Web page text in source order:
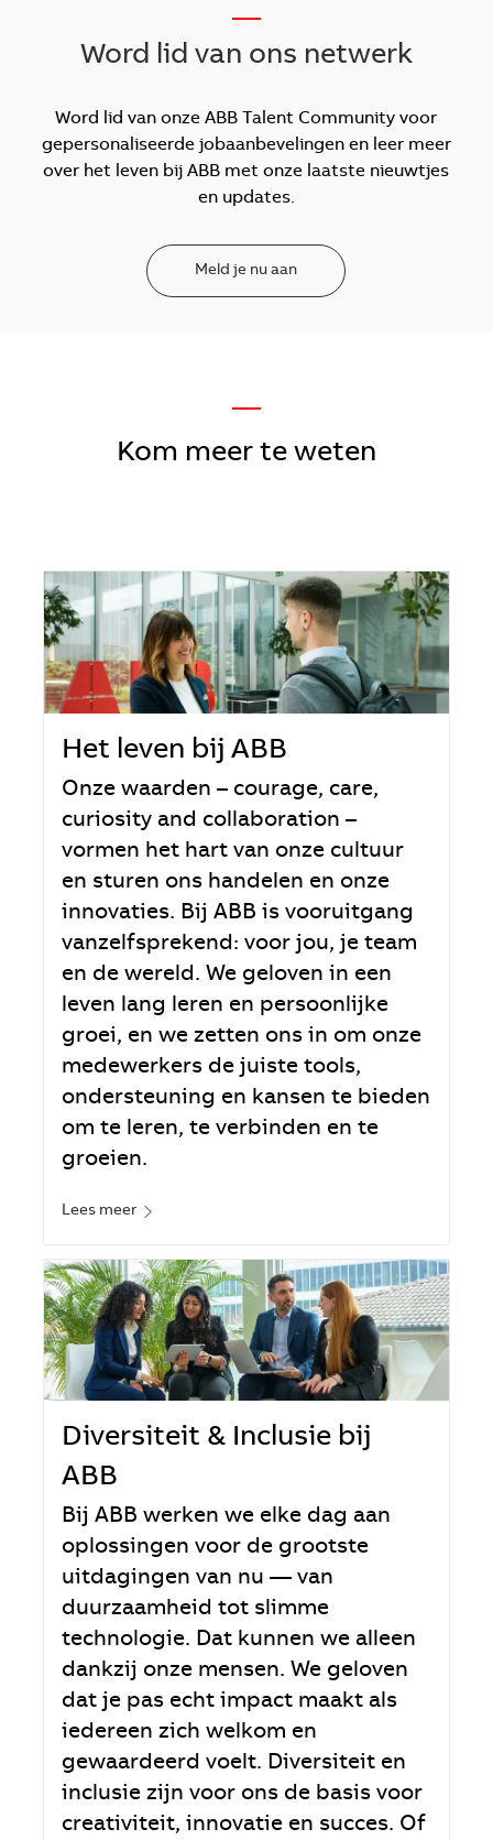
Word lid van ons netwerk
Word lid van onze ABB Talent Community voor
gepersonaliseerde jobaanbevelingen en leer meer
over het leven bij ABB met onze laatste nieuwtjes
en updates.
Meld je nu aan
—
Kom meer te weten
Het leven bij ABB
Onze waarden – courage, care,
curiosity and collaboration –
vormen het hart van onze cultuur
en sturen ons handelen en onze
innovaties. Bij ABB is vooruitgang
vanzelfsprekend: voor jou, je team
en de wereld. We geloven in een
leven lang leren en persoonlijke
groei, en we zetten ons in om onze
medewerkers de juiste tools,
ondersteuning en kansen te bieden
om te leren, te verbinden en te
groeien.
Lees meer
Diversiteit & Inclusie bij
ABB
Bij ABB werken we elke dag aan
oplossingen voor de grootste
uitdagingen van nu — van
duurzaamheid tot slimme
technologie. Dat kunnen we alleen
dankzij onze mensen. We geloven
dat je pas echt impact maakt als
iedereen zich welkom en
gewaardeerd voelt. Diversiteit en
inclusie zijn voor ons de basis voor
creativiteit, innovatie en succes. Of